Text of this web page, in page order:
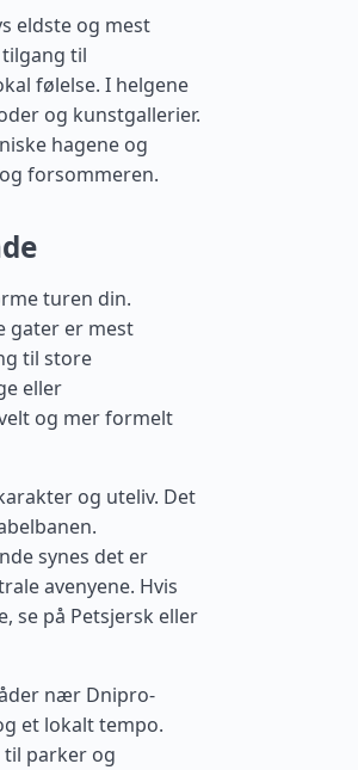
eldste og mest
til
følelse. I helgene
og kunstgallerier.
hagene og
forsommeren.
turen din.
gater er mest
til store
eller
og mer formelt
og uteliv. Det
synes det er
avenyene. Hvis
se på Petsjersk eller
nær Dnipro-
et lokalt tempo.
parker og